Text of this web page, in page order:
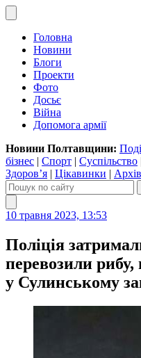
Головна
Новини
Блоги
Проекти
Фото
Досьє
Війна
Допомога армії
Новини Полтавщини:
бізнес | Спорт | Суспільство
Здоров’я | Цікавинки | Архів
10 травня 2023, 13:53
Поліція
перевозили
у Сулинському